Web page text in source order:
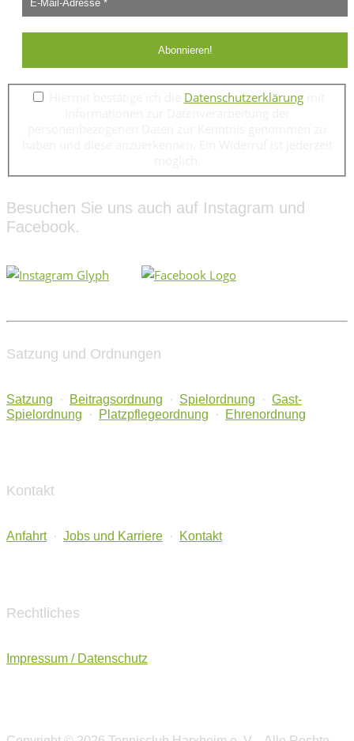
Datenschutzerklärungmit
Besuchen Sie uns auch auf Instagram und
Facebook.
Satzung und Ordnungen
Satzung · Beitragsordnung · Spielordnung · Gast-
Spielordnung
· Platzpflegeordnung · Ehrenordnung
Kontakt
Anfahrt · Jobs und Karriere · Kontakt
Rechtliches
Impressum / Datenschutz